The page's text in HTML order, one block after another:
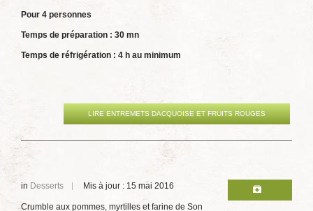
Pour 4 personnes
Temps de préparation : 30 mn
Temps de réfrigération : 4 h au minimum
LIRE ENTREMETS DACQUOISE ET FRUITS ROUGES
in Desserts Mis à jour : 15 mai 2016
Crumble aux pommes, myrtilles et farine de Son